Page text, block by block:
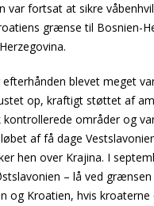
var fortsat at sikre
grænse til Bosnien-
efterhånden blevet meget
op, kraftigt støttet af
områder og
af få dage
hen over Krajina. I
– lå ved
og Kroatien, hvis